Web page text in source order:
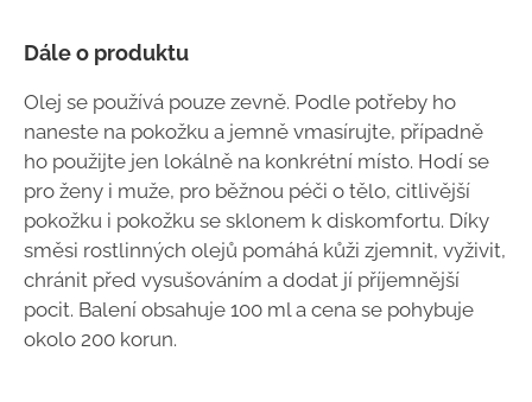
Dále o produktu
Olej se používá pouze zevně. Podle potřeby ho
naneste na pokožku a jemně vmasírujte, případně
ho použijte jen lokálně na konkrétní místo. Hodí se
pro ženy i muže, pro běžnou péči o tělo, citlivější
pokožku i pokožku se sklonem k diskomfortu. Díky
směsi rostlinných olejů pomáhá kůži zjemnit, vyživit,
chránit před vysušováním a dodat jí příjemnější
pocit. Balení obsahuje 100 ml a cena se pohybuje
okolo 200 korun.